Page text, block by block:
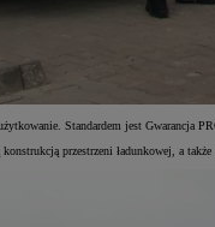
Standardem jest Gwarancja
przestrzeni ładunkowej, a